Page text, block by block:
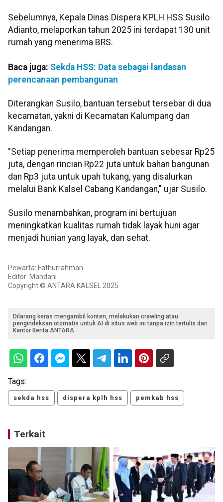
Sebelumnya, Kepala Dinas Dispera KPLH HSS Susilo
Adianto, melaporkan tahun 2025 ini terdapat 130 unit
rumah yang menerima BRS.
Baca juga: Sekda HSS: Data sebagai landasan
perencanaan pembangunan
Diterangkan Susilo, bantuan tersebut tersebar di dua
kecamatan, yakni di Kecamatan Kalumpang dan
Kandangan.
"Setiap penerima memperoleh bantuan sebesar Rp25
juta, dengan rincian Rp22 juta untuk bahan bangunan
dan Rp3 juta untuk upah tukang, yang disalurkan
melalui Bank Kalsel Cabang Kandangan," ujar Susilo.
Susilo menambahkan, program ini bertujuan
meningkatkan kualitas rumah tidak layak huni agar
menjadi hunian yang layak, dan sehat.
Pewarta: Fathurrahman
Editor: Mahdani
Copyright © ANTARA KALSEL 2025
Dilarang keras mengambil konten, melakukan crawling atau
pengindeksan otomatis untuk AI di situs web ini tanpa izin tertulis dari
Kantor Berita ANTARA.
Tags:
sekda hss dispera kplh hss pemkab hss
Terkait